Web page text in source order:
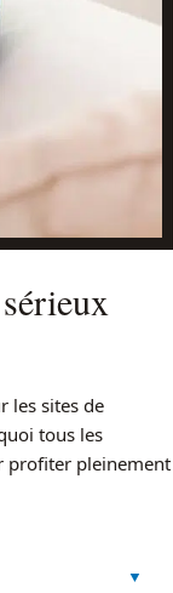
les sites de
tous les
profiter pleinement